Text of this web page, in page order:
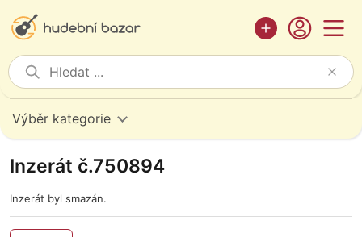
Výběr kategorie
Inzerát č.750894
Inzerát byl smazán.